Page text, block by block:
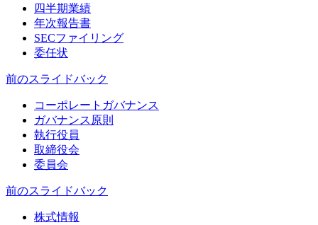
四半期業績
年次報告書
SECファイリング
委任状
前のスライドバック
コーポレートガバナンス
ガバナンス原則
執行役員
取締役会
委員会
前のスライドバック
株式情報